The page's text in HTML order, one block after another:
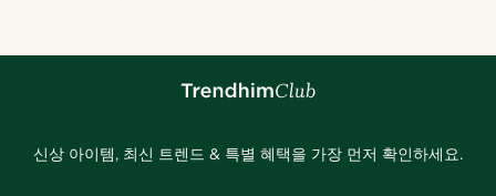
신상 아이템, 최신 트렌드 & 특별 혜택을 가장 먼저 확인하세요.